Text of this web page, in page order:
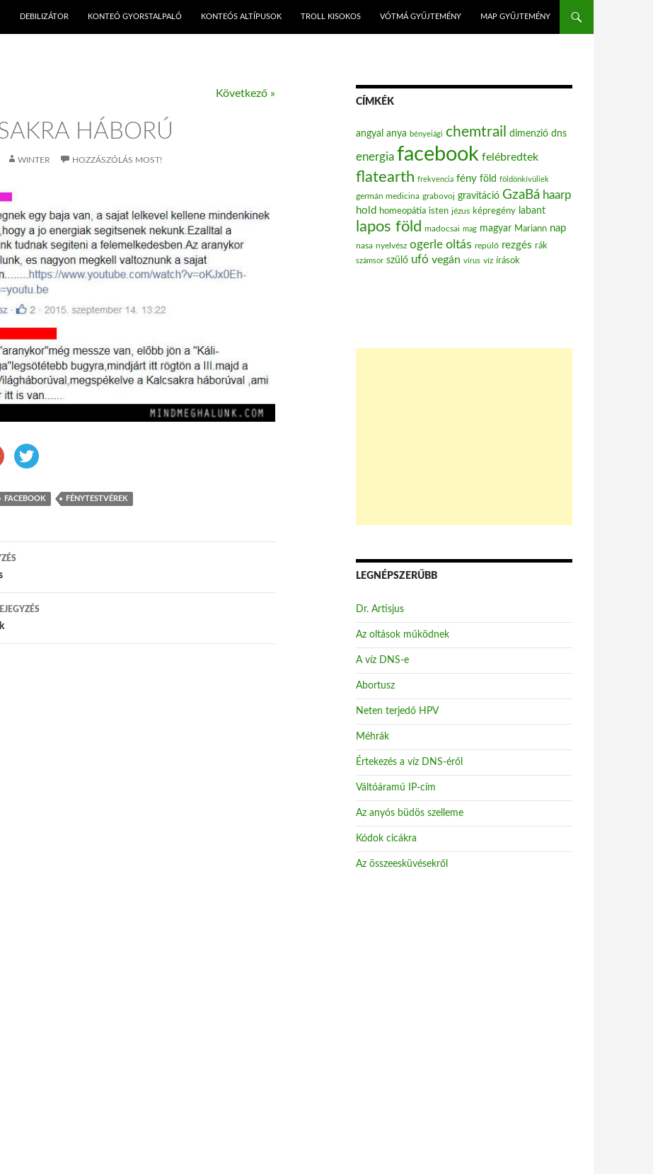
DEBILIZÁTOR
KONTEÓ GYORSTALPALÓ KONTEÓS ALTÍPUSOK TROLL KISOKOS VÓTMÁ GYŰJTEMÉNY MAP GYŰJTEMÉNY
Következő »
HÁBORÚ
WINTER HOZZÁSZÓLÁS MOST!
FACEBOOK FÉNYTESTVÉREK
navigáció
CÍMKÉK
angyal anya bényeiági chemtrail dimenzió dns
energia facebook felébredtek
flatearth frekvencia fény föld földönkívüliek
germán medicina grabovoj gravitáció GzaBá haarp
hold homeopátia isten jézus képregény labant
lapos föld madocsai mag magyar Mariann nap
nasa nyelvész ogerle oltás repülő rezgés rák
számsor szülő ufó vegán vírus víz írások
LEGNÉPSZERŰBB
Dr. Artisjus
Az oltások működnek
A víz DNS-e
Abortusz
Neten terjedő HPV
Méhrák
Értekezés a víz DNS-éről
Váltóáramú IP-cím
Az anyós büdös szelleme
Kódok cicákra
Az összeesküvésekről